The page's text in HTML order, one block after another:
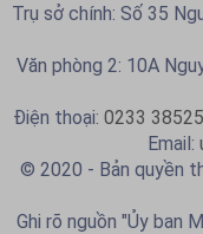
Trụ sở chính: Số 35
Văn phòng 2: 10A
Điện thoại: 0233
Email:
© 2020 - Bản quyền
Ghi rõ nguồn "Ủy ban